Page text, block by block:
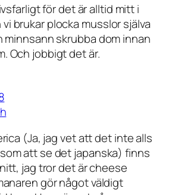
för det är alltid mitt i
brukar plocka musslor själva
minnsann skrubba dom innan
Och jobbigt det är.
(Ja, jag vet att det inte alls
att se det japanska) finns
jag tror det är cheese
gör något väldigt